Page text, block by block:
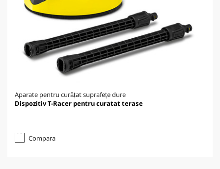
Aparate pentru curățat suprafețe dure
Dispozitiv T-Racer pentru curatat terase
Compara